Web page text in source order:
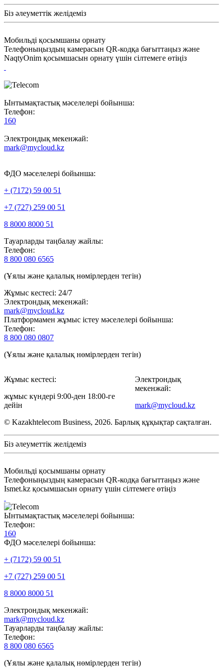
Біз әлеуметтік желідеміз
Мобильді қосымшаны орнату
Телефоныңыздың камерасын QR-кодқа бағыттаңыз және
NaqtyOnim қосымшасын орнату үшін сілтемеге өтіңіз
Ынтымақтастық мәселелері бойынша:
Телефон:
160
Электрондық мекенжай:
mark@mycloud.kz
ФДО мәселелері бойынша:
+ (7172) 59 00 51
+7 (727) 259 00 51
8 8000 8000 51
Тауарларды таңбалау жайлы:
Телефон:
8 800 080 6565
(Ұялы және қалалық нөмірлерден тегін)
Жұмыс кестесі: 24/7
Электрондық мекенжай:
mark@mycloud.kz
Платформамен жұмыс істеу мәселелері бойынша:
Телефон:
8 800 080 0807
(Ұялы және қалалық нөмірлерден тегін)
Жұмыс кестесі:
жұмыс күндері 9:00-ден 18:00-ге
дейін
Электрондық
мекенжай:
mark@mycloud.kz
© Kazakhtelecom Business, 2026. Барлық құқықтар сақталған.
Біз әлеуметтік желідеміз
Мобильді қосымшаны орнату
Телефоныңыздың камерасын QR-кодқа бағыттаңыз және
Ismet.kz қосымшасын орнату үшін сілтемеге өтіңіз
Ынтымақтастық мәселелері бойынша:
Телефон:
160
ФДО мәселелері бойынша:
+ (7172) 59 00 51
+7 (727) 259 00 51
8 8000 8000 51
Электрондық мекенжай:
mark@mycloud.kz
Тауарларды таңбалау жайлы:
Телефон:
8 800 080 6565
(Ұялы және қалалық нөмірлерден тегін)